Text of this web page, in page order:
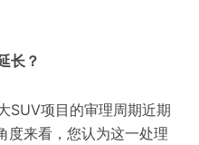
长？
SUV项目的审理周期近期
度来看，您认为这一处理